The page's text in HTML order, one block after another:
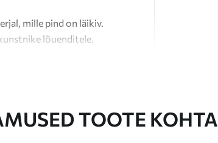
mille pind on läikiv.
lõuenditele.
TOOTE KOHTA